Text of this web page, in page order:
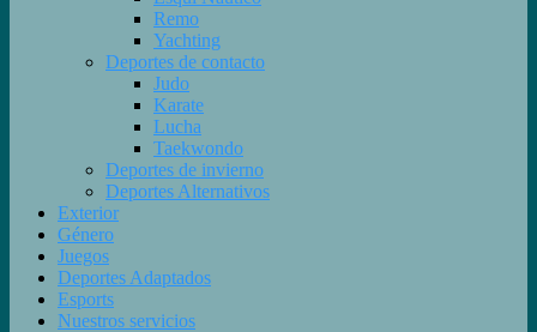
Remo
Yachting
Deportes de contacto
Judo
Karate
Lucha
Taekwondo
Deportes de invierno
Deportes Alternativos
Exterior
Género
Juegos
Deportes Adaptados
Esports
Nuestros servicios